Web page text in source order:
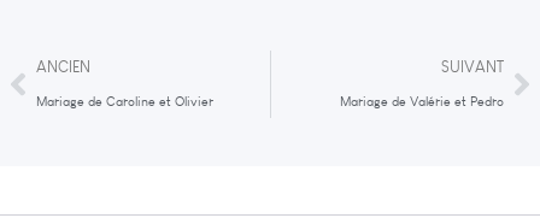
ANCIEN
Mariage de Caroline et Olivier
SUIVANT
Mariage de Valérie et Pedro